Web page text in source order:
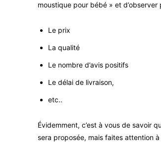
moustique pour bébé » et
Le prix
La qualité
Le nombre d’avis positifs
Le délai de livraison,
etc..
Évidemment, c’est à vous de savoir
sera proposée, mais faites attention